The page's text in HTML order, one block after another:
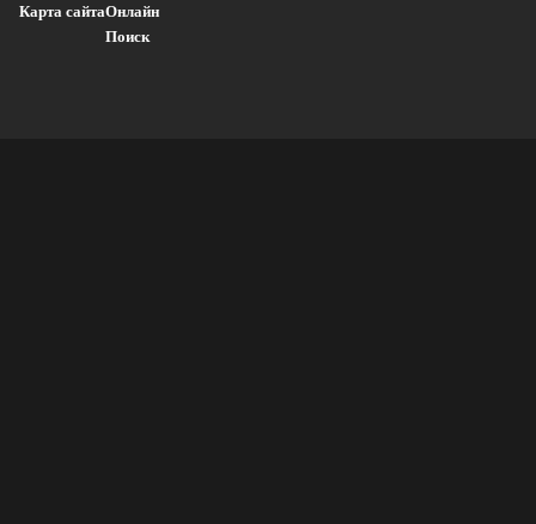
Карта сайтаОнлайн
Поиск